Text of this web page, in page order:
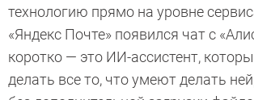
технологию прямо на уровне
«Яндекс Почте» появился чат с
коротко — это ИИ-ассистент,
делать все то, что умеют делать